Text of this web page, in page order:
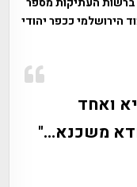
הירושלמי ככפר יהודי
ואחד
משכנא…"